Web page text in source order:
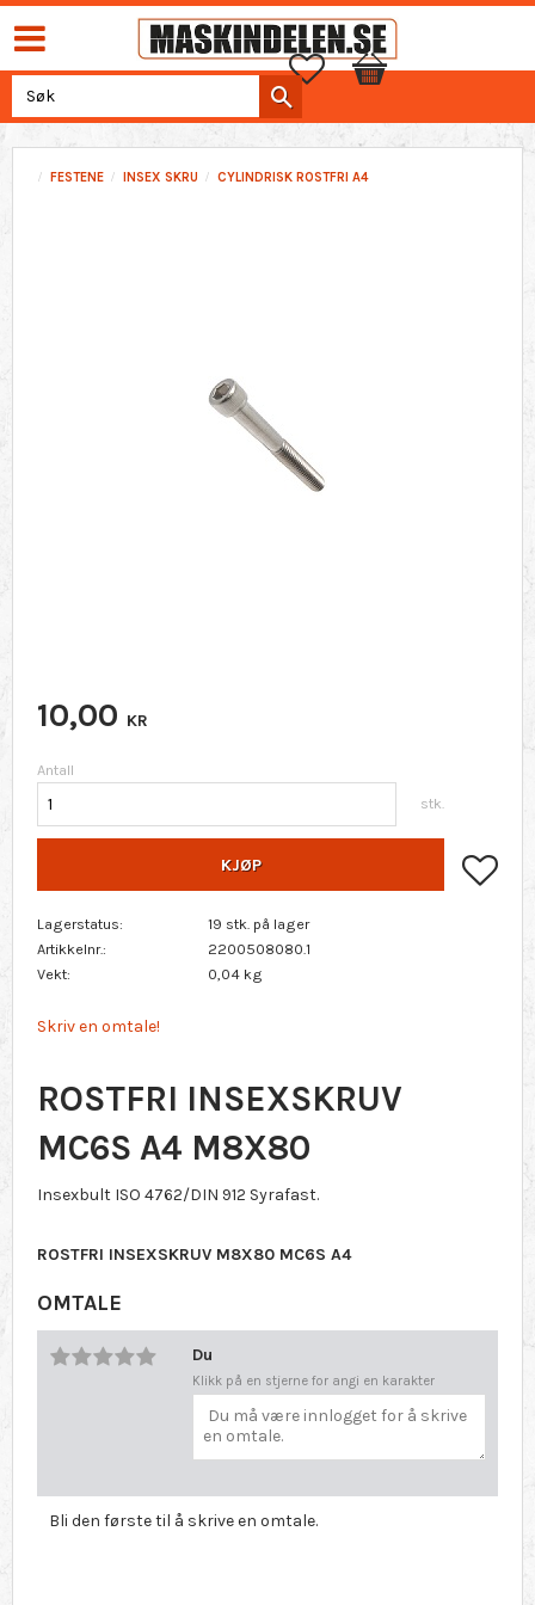
Favoritter
Handlekurv
FESTENE INSEX SKRU CYLINDRISK ROSTFRI A4
10,00 KR
Antall
stk.
KJØP
Lagerstatus
19 stk. på lager
Artikkelnr.
2200508080.1
Vekt
0,04 kg
Skriv en omtale!
ROSTFRI INSEXSKRUV
MC6S A4 M8X80
Insexbult ISO 4762/DIN 912 Syrafast.
ROSTFRI INSEXSKRUV M8X80 MC6S A4
OMTALE
Du
Klikk på en stjerne for angi en karakter
Bli den første til å skrive en omtale.